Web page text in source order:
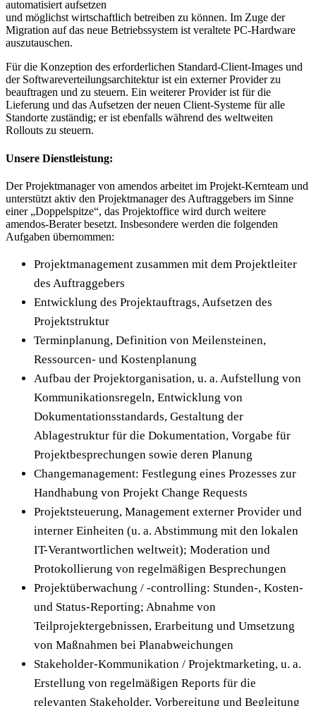
automatisiert aufsetzen
und möglichst wirtschaftlich betreiben zu können. Im Zuge der
Migration auf das neue Betriebssystem ist veraltete PC-Hardware
auszutauschen.
Für die Konzeption des erforderlichen Standard-Client-Images und
der Softwareverteilungsarchitektur ist ein externer Provider zu
beauftragen und zu steuern. Ein weiterer Provider ist für die
Lieferung und das Aufsetzen der neuen Client-Systeme für alle
Standorte zuständig; er ist ebenfalls während des weltweiten
Rollouts zu steuern.
Unsere Dienstleistung:
Der Projektmanager von amendos arbeitet im Projekt-Kernteam und
unterstützt aktiv den Projektmanager des Auftraggebers im Sinne
einer „Doppelspitze“, das Projektoffice wird durch weitere
amendos-Berater besetzt. Insbesondere werden die folgenden
Aufgaben übernommen:
Projektmanagement zusammen mit dem Projektleiter
des Auftraggebers
Entwicklung des Projektauftrags, Aufsetzen des
Projektstruktur
Terminplanung, Definition von Meilensteinen,
Ressourcen- und Kostenplanung
Aufbau der Projektorganisation, u. a. Aufstellung von
Kommunikationsregeln, Entwicklung von
Dokumentationsstandards, Gestaltung der
Ablagestruktur für die Dokumentation, Vorgabe für
Projektbesprechungen sowie deren Planung
Changemanagement: Festlegung eines Prozesses zur
Handhabung von Projekt Change Requests
Projektsteuerung, Management externer Provider und
interner Einheiten (u. a. Abstimmung mit den lokalen
IT-Verantwortlichen weltweit); Moderation und
Protokollierung von regelmäßigen Besprechungen
Projektüberwachung / -controlling: Stunden-, Kosten-
und Status-Reporting; Abnahme von
Teilprojektergebnissen, Erarbeitung und Umsetzung
von Maßnahmen bei Planabweichungen
Stakeholder-Kommunikation / Projektmarketing, u. a.
Erstellung von regelmäßigen Reports für die
relevanten Stakeholder, Vorbereitung und Begleitung